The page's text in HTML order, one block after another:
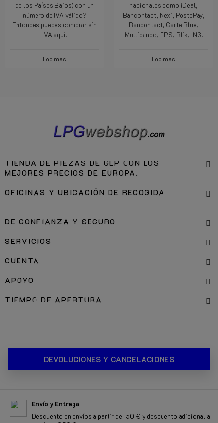
de los Países Bajos) con un
número de IVA válido?
Entonces puedes comprar sin
IVA aquí.
Lee mas
nacionales como iDeal,
Bancontact, Nexi, PostePay,
Bancontact, Carte Blue,
Multibanco, EPS, Blik, IN3.
Lee mas
TIENDA DE PIEZAS DE GLP CON LOS
MEJORES PRECIOS DE EUROPA.
OFICINAS Y UBICACIÓN DE RECOGIDA
DE CONFIANZA Y SEGURO
SERVICIOS
CUENTA
APOYO
TIEMPO DE APERTURA
DEVOLUCIONES Y CANCELACIONES
Envío y Entrega
Descuento en envíos a partir de 150 € y descuento adicional a